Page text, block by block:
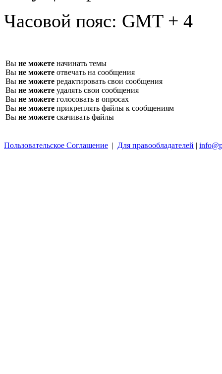
Часовой пояс: GMT + 4
Вы не можете начинать темы
Вы не можете отвечать на сообщения
Вы не можете редактировать свои сообщения
Вы не можете удалять свои сообщения
Вы не можете голосовать в опросах
Вы не можете прикреплять файлы к сообщениям
Вы не можете скачивать файлы
Пользовательское Соглашение | Для правообладателей |